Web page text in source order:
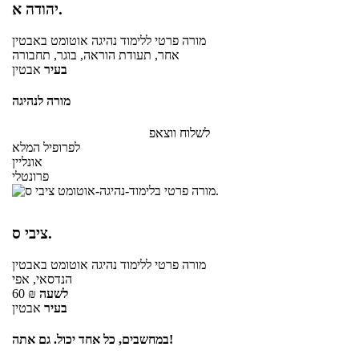
יהודה א.
מורה פרטי ללימוד נהיגה אוטומט באבטין
אחר, תעודת הוראה, בוגר, תחבורה
בעיר אבטין
מורה לנהיגה
לשלוח ווצאפ
לפרופיל המלא
אונליין
פרונטלי
ציבי ס.
מורה פרטי ללימוד נהיגה אוטומט באבטין
הנדסאי, אפי
60 ₪ לשעה
בעיר אבטין
במחשבים, כל אחד יכול. גם אתה!